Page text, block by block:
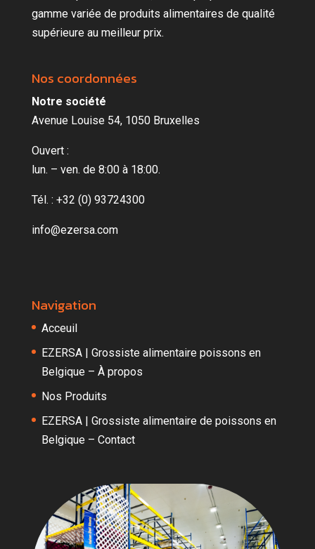
gamme variée de produits alimentaires de qualité
supérieure au meilleur prix.
Nos coordonnées
Notre société
Avenue Louise 54, 1050 Bruxelles
Ouvert :
lun. – ven. de 8:00 à 18:00.
Tél. : +32 (0) 93724300
info@ezersa.com
Navigation
Acceuil
EZERSA | Grossiste alimentaire poissons en
Belgique – À propos
Nos Produits
EZERSA | Grossiste alimentaire de poissons en
Belgique – Contact